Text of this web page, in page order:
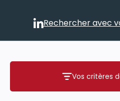
Rechercher avec
Vos critères